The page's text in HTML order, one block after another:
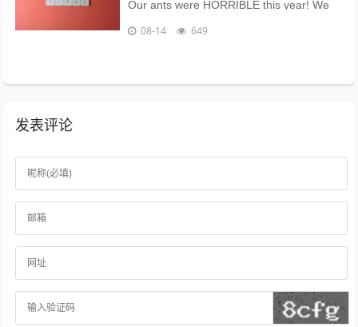
Our ants were HORRIBLE this year! We
called Twin Forks Pest Control and they
08-14 649
发表评论